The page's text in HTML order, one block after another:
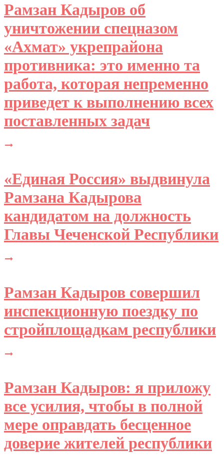
Рамзан Кадыров об
уничтожении спецназом
«Ахмат» укрепрайона
противника: это именно та
работа, которая непременно
приведет к выполнению всех
поставленных задач
«Единая Россия» выдвинула
Рамзана Кадырова
кандидатом на должность
Главы Чеченской Республики
Рамзан Кадыров совершил
инспекционную поездку по
стройплощадкам республики
Рамзан Кадыров: я приложу
все усилия, чтобы в полной
мере оправдать бесценное
доверие жителей республики